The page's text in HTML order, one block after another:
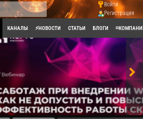
Войти
Регистрация
КАНАЛЫ ⚡НОВОСТИ СТАТЬИ БЛОГИ